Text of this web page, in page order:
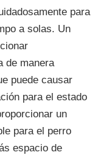
para
a solas. Un
de manera
puede causar
para el estado
un
para el perro
espacio de